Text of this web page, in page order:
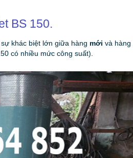
BS 150.
khác biệt lớn giữa hàng mới và hàng
có nhiều mức công suất).